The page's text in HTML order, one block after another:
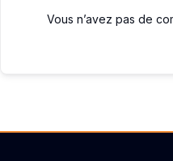
Vous n’avez pas de